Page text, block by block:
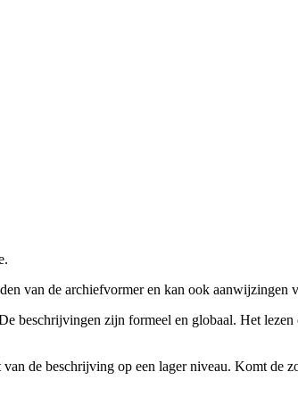
van de archiefvormer en kan ook aanwijzingen
beschrijvingen zijn formeel en globaal. Het
de beschrijving op een lager niveau. Komt de